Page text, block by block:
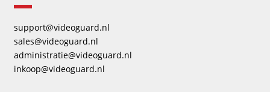
support@videoguard.nl
sales@videoguard.nl
administratie@videoguard.nl
inkoop@videoguard.nl